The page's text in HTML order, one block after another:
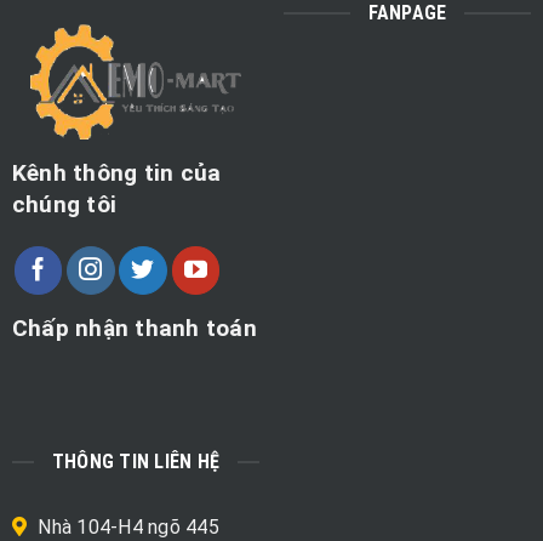
Kênh thông tin của
chúng tôi
Chấp nhận thanh toán
FANPAGE
THÔNG TIN LIÊN HỆ
Nhà 104-H4 ngõ 445